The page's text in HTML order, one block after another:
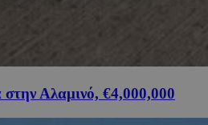
στην Αλαμινό, €4,000,000